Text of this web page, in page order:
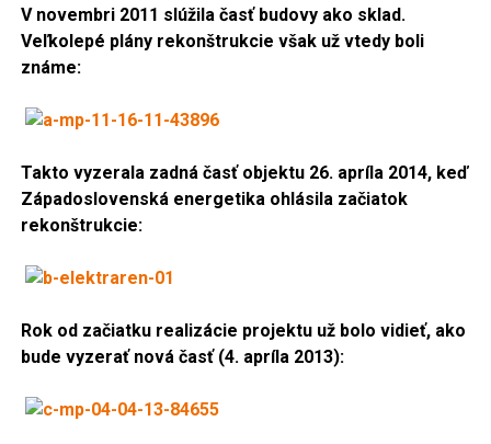
V novembri 2011 slúžila časť budovy ako sklad.
Veľkolepé plány rekonštrukcie však už vtedy boli
známe:
Takto vyzerala zadná časť objektu 26. apríla 2014, keď
Západoslovenská energetika ohlásila začiatok
rekonštrukcie:
Rok od začiatku realizácie projektu už bolo vidieť, ako
bude vyzerať nová časť (4. apríla 2013):